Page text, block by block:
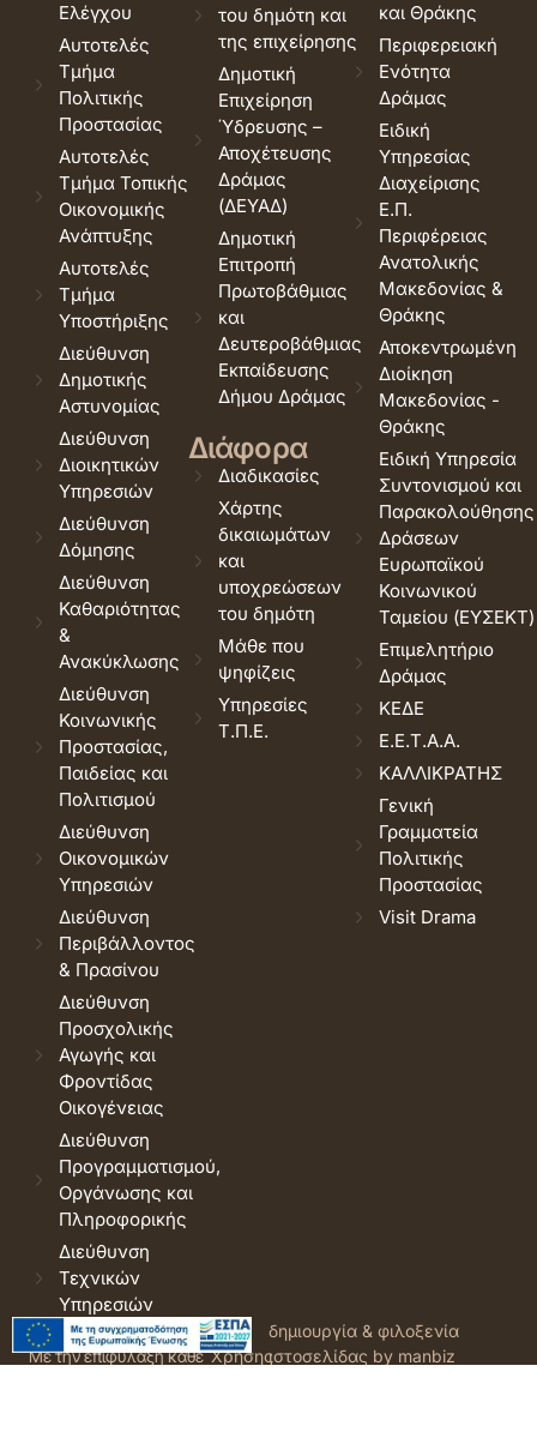
Ελέγχου
Αυτοτελές
Τμήμα
Πολιτικής
Προστασίας
Αυτοτελές
Τμήμα Τοπικής
Οικονομικής
Ανάπτυξης
Αυτοτελές
Τμήμα
Υποστήριξης
Διεύθυνση
Δημοτικής
Αστυνομίας
Διεύθυνση
Διοικητικών
Υπηρεσιών
Διεύθυνση
Δόμησης
Διεύθυνση
Καθαριότητας
&
Ανακύκλωσης
Διεύθυνση
Κοινωνικής
Προστασίας,
Παιδείας και
Πολιτισμού
Διεύθυνση
Οικονομικών
Υπηρεσιών
Διεύθυνση
Περιβάλλοντος
& Πρασίνου
Διεύθυνση
Προσχολικής
Αγωγής και
Φροντίδας
Οικογένειας
Διεύθυνση
Προγραμματισμού,
Οργάνωσης και
Πληροφορικής
Διεύθυνση
Τεχνικών
Υπηρεσιών
του δημότη και
της επιχείρησης
Δημοτική
Επιχείρηση
Ύδρευσης –
Αποχέτευσης
Δράμας
(ΔΕΥΑΔ)
Δημοτική
Επιτροπή
Πρωτοβάθμιας
και
Δευτεροβάθμιας
Εκπαίδευσης
Δήμου Δράμας
Διάφορα
Διαδικασίες
Χάρτης
δικαιωμάτων
και
υποχρεώσεων
του δημότη
Μάθε που
ψηφίζεις
Υπηρεσίες
Τ.Π.Ε.
και Θράκης
Περιφερειακή
Ενότητα
Δράμας
Ειδική
Υπηρεσίας
Διαχείρισης
Ε.Π.
Περιφέρειας
Ανατολικής
Μακεδονίας &
Θράκης
Αποκεντρωμένη
Διοίκηση
Μακεδονίας -
Θράκης
Ειδική Υπηρεσία
Συντονισμού και
Παρακολούθησης
Δράσεων
Ευρωπαϊκού
Κοινωνικού
Ταμείου (ΕΥΣΕΚΤ)
Επιμελητήριο
Δράμας
ΚΕΔΕ
Ε.Ε.Τ.Α.Α.
ΚΑΛΛΙΚΡΑΤΗΣ
Γενική
Γραμματεία
Πολιτικής
Προστασίας
Visit Drama
© 2026 Δήμος Δράμας.
Με την επιφύλαξη κάθε
Όροι
Χρήσης
δημιουργία & φιλοξενία
ιστοσελίδας by manbiz